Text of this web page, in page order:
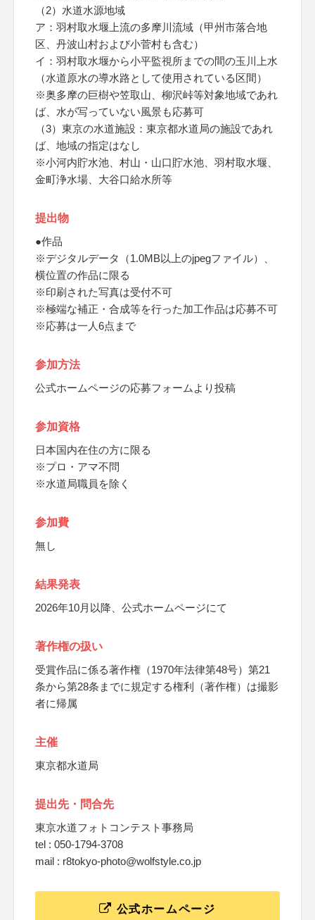
（2）水道水源地域
ア：羽村取水堰上流の多摩川流域（甲州市落合地
区、丹波山村および小菅村も含む）
イ：羽村取水堰から小平監視所までの間の玉川上水
（水道原水の導水路として使用されている区間）
※奥多摩の巨樹や笠取山、柳沢峠等対象地域であれ
ば、水が写っていない風景も応募可
（3）東京の水道施設：東京都水道局の施設であれ
ば、地域の指定はなし
※小河内貯水池、村山・山口貯水池、羽村取水堰、
金町浄水場、大谷口給水所等
提出物
●作品
※デジタルデータ（1.0MB以上のjpegファイル）、
横位置の作品に限る
※印刷された写真は受付不可
※極端な補正・合成等を行った加工作品は応募不可
※応募は一人6点まで
参加方法
公式ホームページの応募フォームより投稿
参加資格
日本国内在住の方に限る
※プロ・アマ不問
※水道局職員を除く
参加費
無し
結果発表
2026年10月以降、公式ホームページにて
著作権の扱い
受賞作品に係る著作権（1970年法律第48号）第21
条から第28条までに規定する権利（著作権）は撮影
者に帰属
主催
東京都水道局
提出先・問合先
東京水道フォトコンテスト事務局
tel : 050-1794-3708
mail : r8tokyo-photo@wolfstyle.co.jp
公式ホームページ